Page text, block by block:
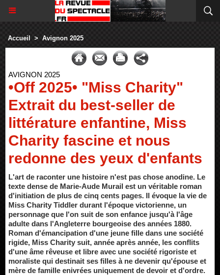
Accueil > Avignon 2025
AVIGNON 2025
•Off 2025• "Miss Charity"
Extrait du best-seller de
littérature enfantine, Miss
Charity fascine et nous
redonne des yeux d'enfants
L'art de raconter une histoire n'est pas chose anodine. Le
texte dense de Marie-Aude Murail est un véritable roman
d'initiation de plus de cinq cents pages. Il évoque la vie de
Miss Charity Tiddler durant l'époque victorienne, un
personnage que l'on suit de son enfance jusqu'à l'âge
adulte dans l'Angleterre bourgeoise des années 1880.
Roman d'émancipation d'une jeune fille dans une société
rigide, Miss Charity suit, année après année, les conflits
d'une âme rêveuse et libre avec une société rigoriste et
moraliste qui destinait ses filles à ne devenir qu'épouse et
mère de famille enivrées uniquement de devoir et d'ordre.